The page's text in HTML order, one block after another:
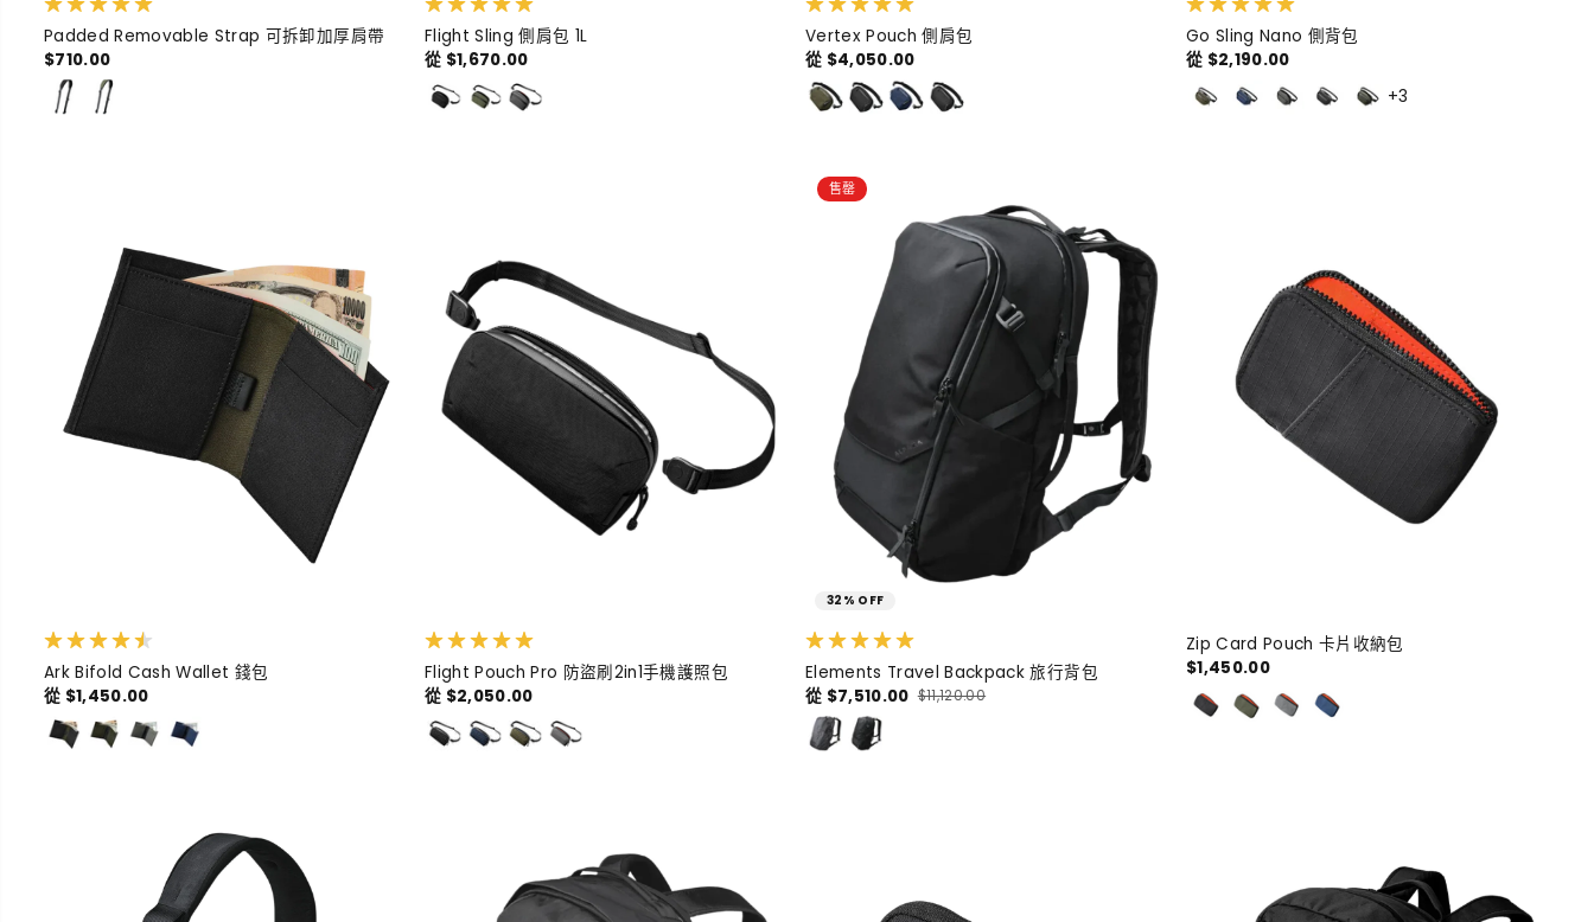
Padded Removable Strap 可拆卸加厚肩帶
$710.00
Flight Sling 側肩包 1L
從 $1,670.00
Vertex Pouch 側肩包
從 $4,050.00
Go Sling Nano 側背包
從 $2,190.00
+3
Ark Bifold Cash Wallet 錢包
從 $1,450.00
Flight Pouch Pro 防盜刷2in1手機護照包
從 $2,050.00
32% OFF
售罄
Elements Travel Backpack 旅行背包
從 $7,510.00 $11,120.00
Zip Card Pouch 卡片收納包
$1,450.00